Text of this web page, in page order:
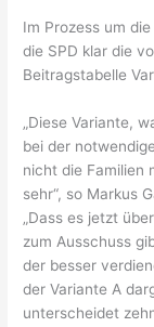
Im Prozess um
die SPD klar die
Beitragstabelle
„Diese Variante,
bei der
nicht die Familien
sehr“, so Markus
„Dass es jetzt
zum Ausschuss
der besser
der Variante A
unterscheidet